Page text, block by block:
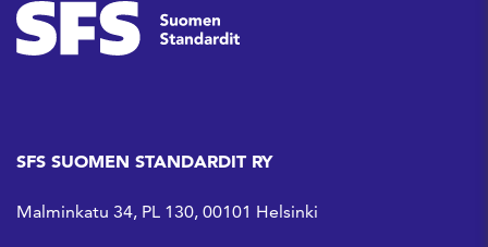
SFS SUOMEN STANDARDIT RY
Malminkatu 34, PL 130, 00101 Helsinki